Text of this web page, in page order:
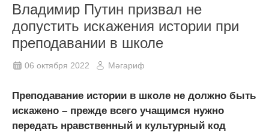
Владимир Путин призвал не
допустить искажения истории при
преподавании в школе
06 октября 2022 Мәгариф
Преподавание истории в школе не должно быть
искажено – прежде всего учащимся нужно
передать нравственный и культурный код